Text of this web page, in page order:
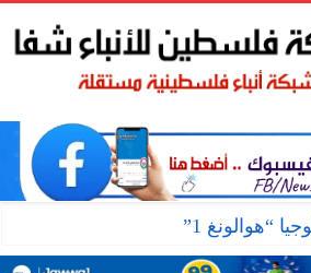
“هوالونغ 1”